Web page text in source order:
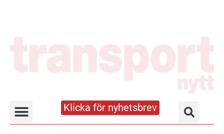
Klicka för nyhetsbrev